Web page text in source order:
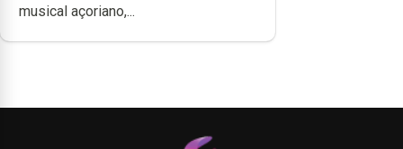
musical açoriano,...